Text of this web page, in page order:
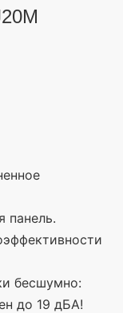
панель.
бесшумно:
до 19 дБА!